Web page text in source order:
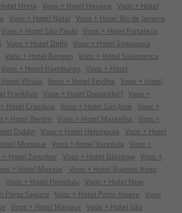
Horta Voos + Hotel Havana Voos + Hotel
Voos + Hotel Natal Voos + Hotel Rio de Janeiro
Voos + Hotel São Paulo Voos + Hotel Fortaleza
Voos + Hotel Delhi Voos + Hotel Singapura
Voos + Hotel Bergen Voos + Hotel Salamanca
Voos + Hotel Hamburgo Voos + Hotel
Vilnius Voos + Hotel Sevilha Voos + Hotel
Frankfurt Voos + Hotel Dusseldorf Voos +
Hotel Cracóvia Voos + Hotel San José Voos +
+ Hotel Berlim Voos + Hotel Marselha Voos +
Dublin Voos + Hotel Helsínquia Voos + Hotel
Munique Voos + Hotel Varsóvia Voos +
+ Hotel Zanzibar Voos + Hotel Glasgow Voos +
+ Hotel Maceio
Voos + Hotel Buenos Aires
Voos + Hotel Honolulu Voos + Hotel New
Porto Seguro Voos + Hotel Porto Alegre Voos
Voos + Hotel Manaus Voos + Hotel São